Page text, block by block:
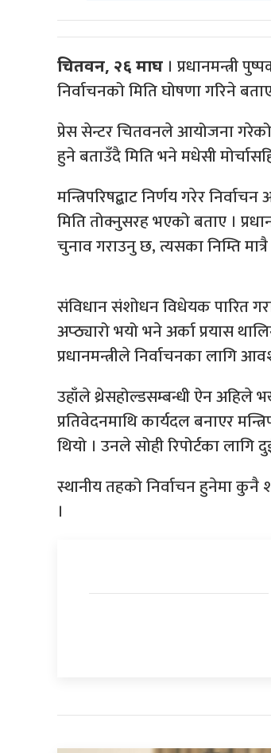
चितवन, २६ माघ । प्रधानमन्त्री
निर्वाचनको मिति घोषणा गरिने
प्रेस सेन्टर चितवनले आयोजना गरेको
हुने बताउँदै मिति भने मधेसी
मन्त्रिपरिषद्बाट निर्णय गरेर
मिति तोक्नुसरह भएको बताए ।
चुनाव गराउनु छ, त्यसका निम्ति
संविधान संशोधन विधेयक पारित
अप्ठ्यारो भयो भने अर्का प्रयास
प्रधानमन्त्रीले निर्वाचनका लागि
उहाँले थ्रेसहोल्डसम्बन्धी ऐन
प्रतिवेदनमाथि कार्यदल बनाएर
थियो । उनले सोही रिपोर्टका
स्थानीय तहको निर्वाचन हुनेमा
।